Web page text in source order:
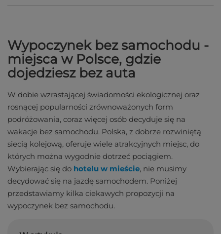
Wypoczynek bez samochodu -
miejsca w Polsce, gdzie
dojedziesz bez auta
W dobie wzrastającej świadomości ekologicznej oraz
rosnącej popularności zrównoważonych form
podróżowania, coraz więcej osób decyduje się na
wakacje bez samochodu. Polska, z dobrze rozwiniętą
siecią kolejową, oferuje wiele atrakcyjnych miejsc, do
których można wygodnie dotrzeć pociągiem.
Wybierając się do hotelu w mieście, nie musimy
decydować się na jazdę samochodem. Poniżej
przedstawiamy kilka ciekawych propozycji na
wypoczynek bez samochodu.